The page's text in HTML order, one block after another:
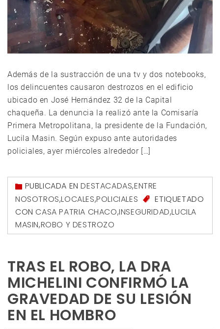
Además de la sustracción de una tv y dos notebooks,
los delincuentes causaron destrozos en el edificio
ubicado en José Hernández 32 de la Capital
chaqueña. La denuncia la realizó ante la Comisaría
Primera Metropolitana, la presidente de la Fundación,
Lucila Masin. Según expuso ante autoridades
policiales, ayer miércoles alrededor […]
PUBLICADA ENDESTACADAS,ENTRE
NOSOTROS,LOCALES,POLICIALES
ETIQUETADO
CONCASA PATRIA CHACO,INSEGURIDAD,LUCILA
MASIN,ROBO Y DESTROZO
TRAS EL ROBO, LA DRA
MICHELINI CONFIRMÓ LA
GRAVEDAD DE SU LESIÓN
EN EL HOMBRO